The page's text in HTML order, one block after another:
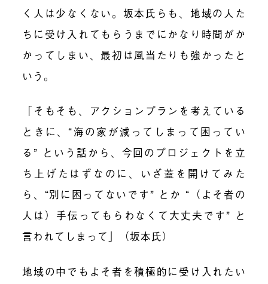
く人は少なくない。坂本氏らも、地域の人た
ちに受け入れてもらうまでにかなり時間がか
かってしまい、最初は風当たりも強かったと
いう。
「そもそも、アクションプランを考えている
ときに、“海の家が減ってしまって困ってい
る” という話から、今回のプロジェクトを立
ち上げたはずなのに、いざ蓋を開けてみた
ら、“別に困ってないです” とか “（よそ者の
人は）手伝ってもらわなくて大丈夫です” と
言われてしまって」（坂本氏）
地域の中でもよそ者を積極的に受け入れたい